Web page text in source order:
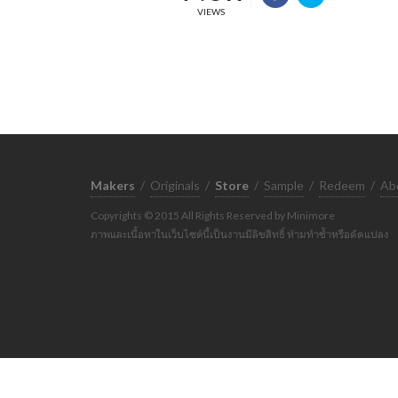
VIEWS
Makers / Originals / Store / Sample / Redeem /
Copyrights © 2015 All Rights Reserved by Minimore
ภาพและเนื้อหาในเว็บไซต์นี้เป็นงานมีลิขสิทธิ์ ห้ามทำซ้ำหรือดัดแปลง